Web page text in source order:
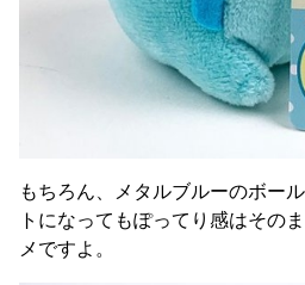
もちろん、メタルブルーのボー
トになってもぽってり感はその
メですよ。